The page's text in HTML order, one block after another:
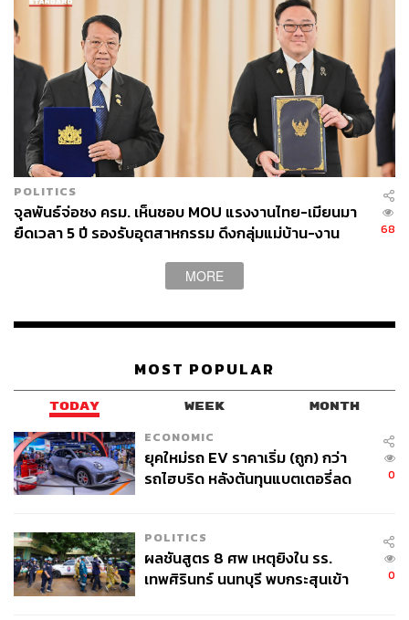
POLITICS
จุลพันธ์จ่อชง ครม. เห็นชอบ MOU แรงงานไทย-เมียนมา
ยืดเวลา 5 ปี รองรับอุตสาหกรรม ดึงกลุ่มแม่บ้าน-งาน
68
MORE
MOST POPULAR
TODAY WEEK MONTH
ECONOMIC
ยุคใหม่รถ EV ราคาเริ่ม (ถูก) กว่า
รถไฮบริด หลังต้นทุนแบตเตอรี่ลด
0
POLITICS
ผลชันสูตร 8 ศพ เหตุยิงใน รร.
เทพศิรินทร์ นนทบุรี พบกระสุนเข้า
0